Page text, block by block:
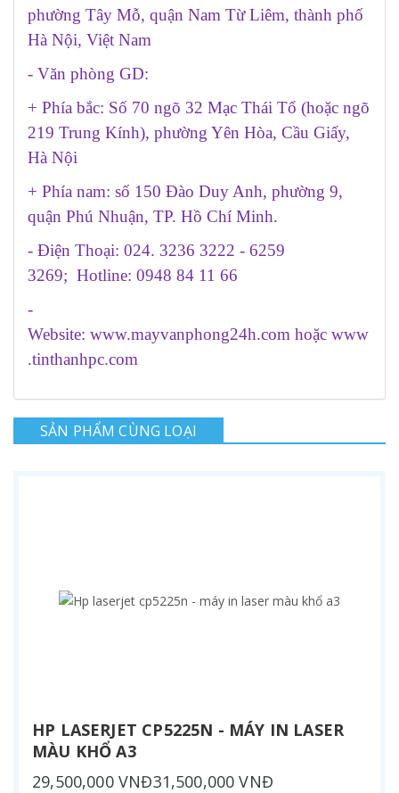
phường Tây Mỗ, quận Nam Từ Liêm, thành phố
Hà Nội, Việt Nam
- Văn phòng GD:
+ Phía bắc: Số 70 ngõ 32 Mạc Thái Tổ (hoặc ngõ
219 Trung Kính), phường Yên Hòa, Cầu Giấy,
Hà Nội
+ Phía nam: số 150 Đào Duy Anh, phường 9,
quận Phú Nhuận, TP. Hồ Chí Minh.
- Điện Thoại: 024. 3236 3222 - 6259
3269; Hotline: 0948 84 11 66
-
Website: www.mayvanphong24h.com hoặc www
.tinthanhpc.com
SẢN PHẨM CÙNG LOẠI
HP LASERJET CP5225N - MÁY IN LASER
MÀU KHỔ A3
29,500,000 VNĐ31,500,000 VNĐ